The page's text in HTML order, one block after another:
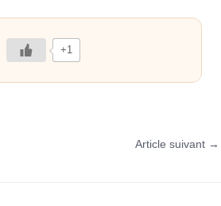
+1
Article suivant →